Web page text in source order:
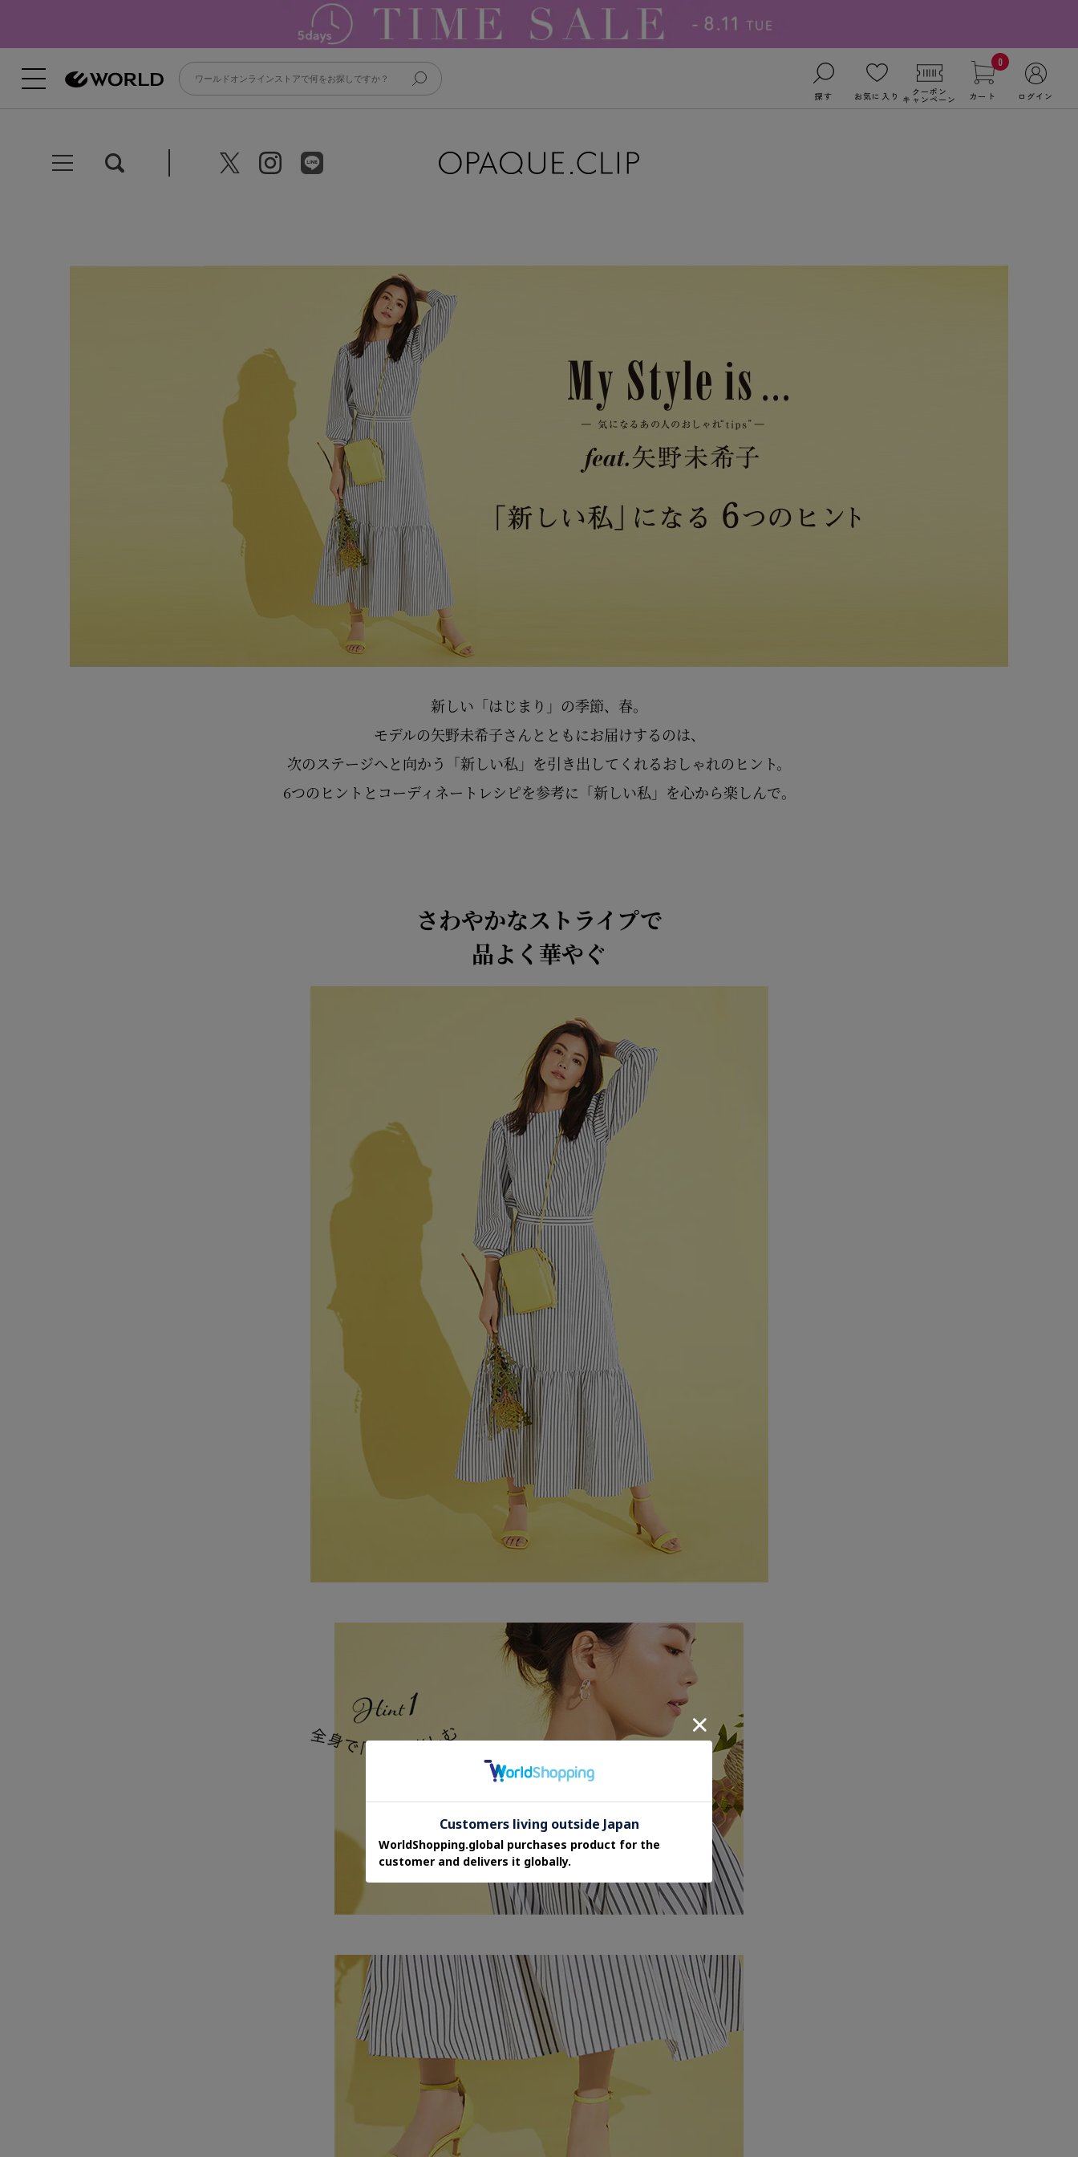
探す お気に入り クーポン
キャンペーン
0
カート ログイン
新しい「はじまり」の季節、春。
モデルの矢野未希子さんとともにお届けするのは、
次のステージへと向かう「新しい私」を引き出してくれるおしゃれのヒント。
6つのヒントとコーディネートレシピを参考に「新しい私」を心から楽しんで。
さわやかなストライプで
品よく華やぐ